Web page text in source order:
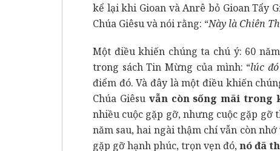
kể lại khi Gioan và Anrê bỏ Gioan Tẩy
Chúa Giêsu và nói rằng: “Này là Chiên
Một điều khiến chúng ta chú ý: 60
trong sách Tin Mừng của mình: “lúc
điểm đó. Và đây là một điều khiến
Chúa Giêsu vẫn còn sống mãi trong
nhiều cuộc gặp gỡ, nhưng cuộc gặp gỡ
năm sau, hai ngài thậm chí vẫn còn
gặp gỡ hạnh phúc, trọn vẹn đó,nó đã